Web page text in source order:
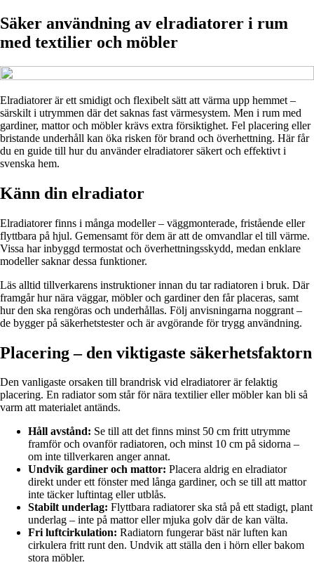
Säker användning av elradiatorer i rum
med textilier och möbler
Elradiatorer är ett smidigt och flexibelt sätt att värma upp hemmet –
särskilt i utrymmen där det saknas fast värmesystem. Men i rum med
gardiner, mattor och möbler krävs extra försiktighet. Fel placering eller
bristande underhåll kan öka risken för brand och överhettning. Här får
du en guide till hur du använder elradiatorer säkert och effektivt i
svenska hem.
Känn din elradiator
Elradiatorer finns i många modeller – väggmonterade, fristående eller
flyttbara på hjul. Gemensamt för dem är att de omvandlar el till värme.
Vissa har inbyggd termostat och överhettningsskydd, medan enklare
modeller saknar dessa funktioner.
Läs alltid tillverkarens instruktioner innan du tar radiatoren i bruk. Där
framgår hur nära väggar, möbler och gardiner den får placeras, samt
hur den ska rengöras och underhållas. Följ anvisningarna noggrant –
de bygger på säkerhetstester och är avgörande för trygg användning.
Placering – den viktigaste säkerhetsfaktorn
Den vanligaste orsaken till brandrisk vid elradiatorer är felaktig
placering. En radiator som står för nära textilier eller möbler kan bli så
varm att materialet antänds.
Håll avstånd: Se till att det finns minst 50 cm fritt utrymme
framför och ovanför radiatoren, och minst 10 cm på sidorna –
om inte tillverkaren anger annat.
Undvik gardiner och mattor: Placera aldrig en elradiator
direkt under ett fönster med långa gardiner, och se till att mattor
inte täcker luftintag eller utblås.
Stabilt underlag: Flyttbara radiatorer ska stå på ett stadigt, plant
underlag – inte på mattor eller mjuka golv där de kan välta.
Fri luftcirkulation: Radiatorn fungerar bäst när luften kan
cirkulera fritt runt den. Undvik att ställa den i hörn eller bakom
stora möbler.